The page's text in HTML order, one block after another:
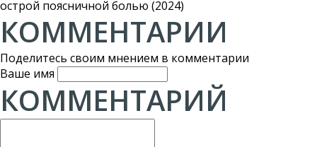
острой поясничной болью (2024)
КОММЕНТАРИИ
Поделитесь своим мнением в комментарии
Ваше имя
КОММЕНТАРИЙ